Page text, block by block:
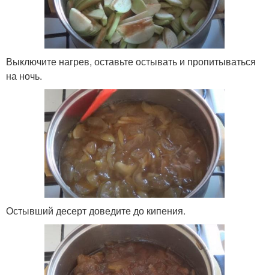
Выключите нагрев, оставьте остывать и пропитываться
на ночь.
Остывший десерт доведите до кипения.